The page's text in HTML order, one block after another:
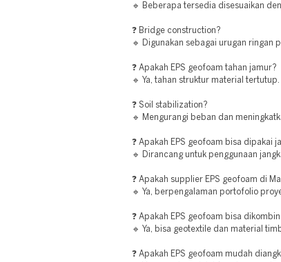
🔹 Beberapa tersedia disesuaikan
❓ Bridge construction?
🔹 Digunakan sebagai urugan ringan
❓ Apakah EPS geofoam tahan jamur?
🔹 Ya, tahan struktur material tertutup.
❓ Soil stabilization?
🔹 Mengurangi beban dan
❓ Apakah EPS geofoam bisa dipakai
🔹 Dirancang untuk penggunaan
❓ Apakah supplier EPS geofoam di
🔹 Ya, berpengalaman portofolio
❓ Apakah EPS geofoam bisa
🔹 Ya, bisa geotextile dan material
❓ Apakah EPS geofoam mudah